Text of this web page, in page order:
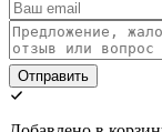
Отправить